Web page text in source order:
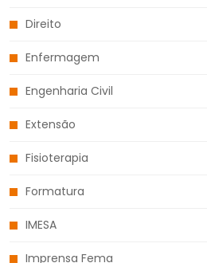
Direito
Enfermagem
Engenharia Civil
Extensão
Fisioterapia
Formatura
IMESA
Imprensa Fema